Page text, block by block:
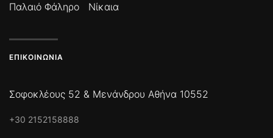
Παλαιό Φάληρο
Νίκαια
ΕΠΙΚΟΙΝΩΝΊΑ
Σοφοκλέους 52 & Μενάνδρου Αθήνα 10552
+30 2152158888